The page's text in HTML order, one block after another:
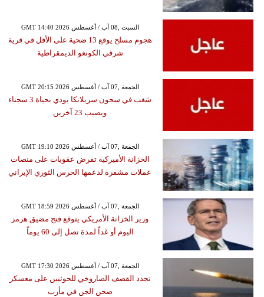
GMT 14:40 2026 السبت ,08 آب / أغسطس
هجوم مسلح يوقع 13 ضحية على الأقل في قرية
شرقي الكونغو الديمقراطية
GMT 20:15 2026 الجمعة ,07 آب / أغسطس
شغب في سجون سريلانكا يودي بحياة 3 سجناء
ويصيب 23 آخرين
GMT 19:10 2026 الجمعة ,07 آب / أغسطس
الخزانة الأميركية تفرض عقوبات على منصات
عملات مشفرة لدعمها الحرس الثوري الإيراني
GMT 18:59 2026 الجمعة ,07 آب / أغسطس
وزير الخزانة الأمريكي يتوقع فتح مضيق هرمز
اليوم أو غداً لمدة تصل إلى 60 يوماً
GMT 17:30 2026 الجمعة ,07 آب / أغسطس
تجدد القصف الصاروخي للحوثيين على معسكر
صحن الجن في مأرب